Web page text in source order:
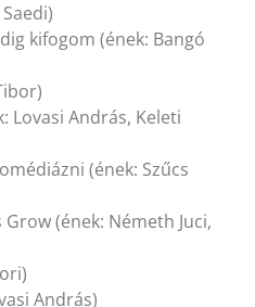
kifogom (ének: Bangó
Lovasi András, Keleti
(ének: Szűcs
(ének: Németh Juci,
András)